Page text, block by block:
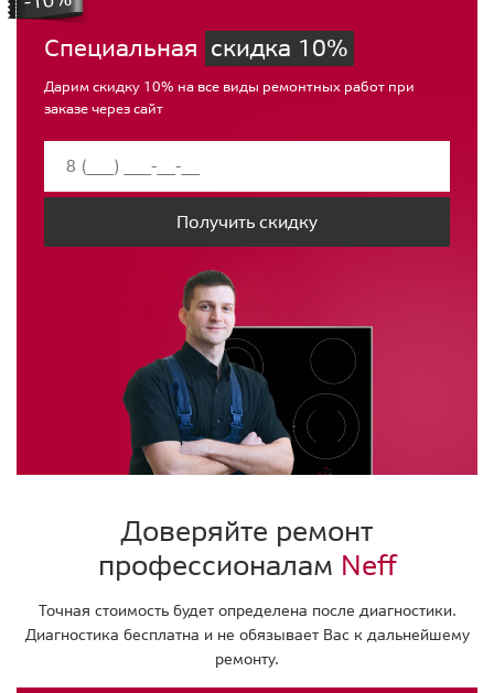
Специальная скидка 10%
Дарим скидку 10% на все виды ремонтных работ при
заказе через сайт
Получить скидку
Доверяйте ремонт
профессионалам Neff
Точная стоимость будет определена после диагностики.
Диагностика бесплатна и не обязывает Вас к дальнейшему
ремонту.